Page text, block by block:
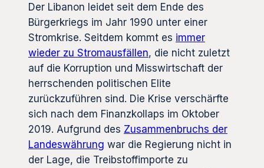
Der Libanon leidet seit dem Ende des
Bürgerkriegs im Jahr 1990 unter einer
Stromkrise. Seitdem kommt es immer
wieder zu Stromausfällen, die nicht zuletzt
auf die Korruption und Misswirtschaft der
herrschenden politischen Elite
zurückzuführen sind. Die Krise verschärfte
sich nach dem Finanzkollaps im Oktober
2019. Aufgrund des Zusammenbruchs der
Landeswährung war die Regierung nicht in
der Lage, die Treibstoffimporte zu